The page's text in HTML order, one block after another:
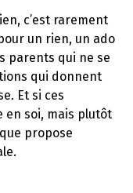
c’est rarement
un rien, un ado
parents qui ne se
qui donnent
Et si ces
en soi, mais plutôt
propose